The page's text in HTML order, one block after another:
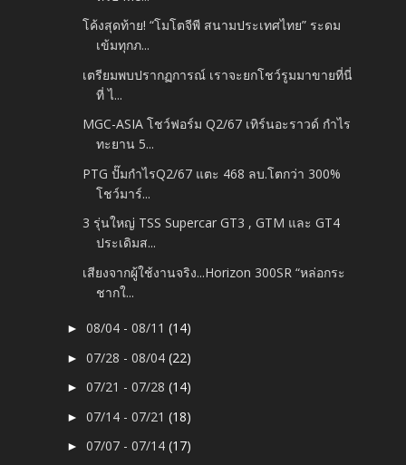
โค้งสุดท้าย! “โมโตจีพี สนามประเทศไทย” ระดม
เข้มทุกภ...
เตรียมพบปรากฏการณ์ เราจะยกโชว์รูมมาขายที่นี่
ที่ ไ...
MGC-ASIA โชว์ฟอร์ม Q2/67 เทิร์นอะราวด์ กำไร
ทะยาน 5...
PTG ปั๊มกำไรQ2/67 แตะ 468 ลบ.โตกว่า 300%
โชว์มาร์...
3 รุ่นใหญ่ TSS Supercar GT3 , GTM และ GT4
ประเดิมส...
เสียงจากผู้ใช้งานจริง...Horizon 300SR “หล่อกระ
ชากใ...
►08/04 - 08/11(14)
►07/28 - 08/04(22)
►07/21 - 07/28(14)
►07/14 - 07/21(18)
►07/07 - 07/14(17)